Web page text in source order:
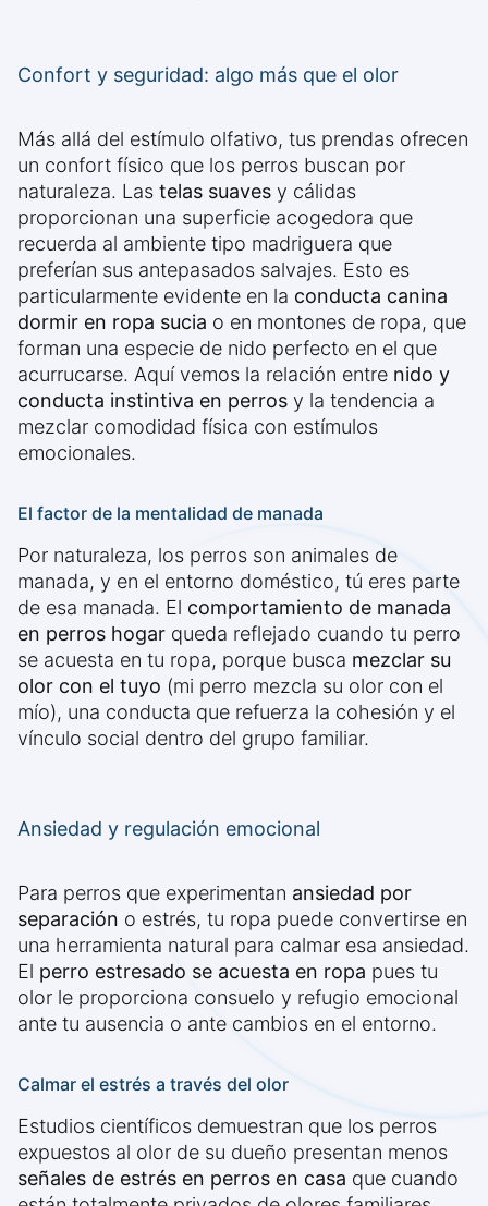
Confort y seguridad: algo más que el olor
Más allá del estímulo olfativo, tus prendas ofrecen
un confort físico que los perros buscan por
naturaleza. Las telas suaves y cálidas
proporcionan una superficie acogedora que
recuerda al ambiente tipo madriguera que
preferían sus antepasados salvajes. Esto es
particularmente evidente en la conducta canina
dormir en ropa sucia o en montones de ropa, que
forman una especie de nido perfecto en el que
acurrucarse. Aquí vemos la relación entre nido y
conducta instintiva en perros y la tendencia a
mezclar comodidad física con estímulos
emocionales.
El factor de la mentalidad de manada
Por naturaleza, los perros son animales de
manada, y en el entorno doméstico, tú eres parte
de esa manada. El comportamiento de manada
en perros hogar queda reflejado cuando tu perro
se acuesta en tu ropa, porque busca mezclar su
olor con el tuyo (mi perro mezcla su olor con el
mío), una conducta que refuerza la cohesión y el
vínculo social dentro del grupo familiar.
Ansiedad y regulación emocional
Para perros que experimentan ansiedad por
separación o estrés, tu ropa puede convertirse en
una herramienta natural para calmar esa ansiedad.
El perro estresado se acuesta en ropa pues tu
olor le proporciona consuelo y refugio emocional
ante tu ausencia o ante cambios en el entorno.
Calmar el estrés a través del olor
Estudios científicos demuestran que los perros
expuestos al olor de su dueño presentan menos
señales de estrés en perros en casa que cuando